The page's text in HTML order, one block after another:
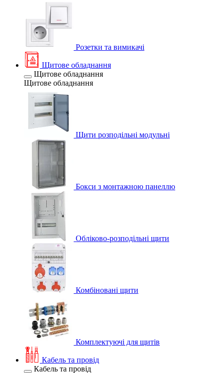
Розетки та вимикачі
Щитове обладнання
Щитове обладнання
Щитове обладнання
Щити розподільні модульні
Бокси з монтажною панеллю
Обліково-розподільні щити
Комбіновані щити
Комплектуючі для щитів
Кабель та провід
Кабель та провід